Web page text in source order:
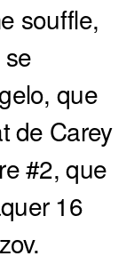
souffle,
que
de Carey
#2, que
16